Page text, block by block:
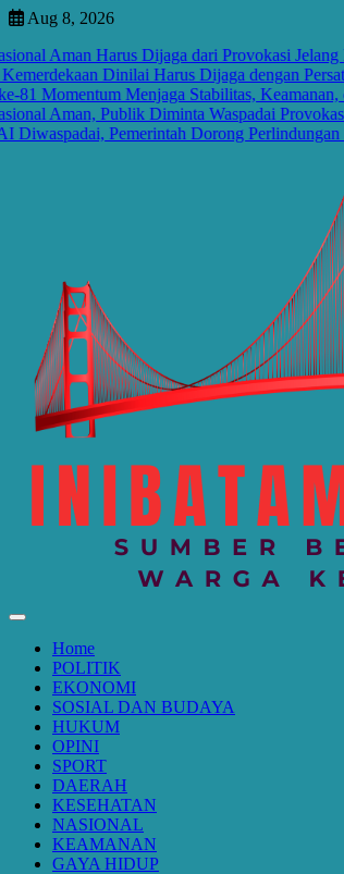
Skip
content
Aug 8, 2026
Aman Harus Dijaga dari Provokasi Jelang HUT
Dinilai Harus Dijaga dengan Persatuan
Menjaga Stabilitas, Keamanan, dan
Aman, Publik Diminta Waspadai Provokasi
Pemerintah Dorong Perlindungan Data
Home
POLITIK
EKONOMI
SOSIAL DAN BUDAYA
HUKUM
OPINI
SPORT
DAERAH
KESEHATAN
NASIONAL
KEAMANAN
GAYA HIDUP